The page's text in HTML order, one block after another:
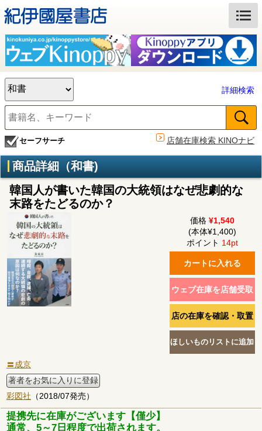
詳細検索
セーフサーチ 店舗在庫検索 KINOナビ
商品詳細（和書)
韓国人が書いた韓国の大統領はなぜ悲劇的な
末路をたどるのか？
価格 ¥1,540
(本体¥1,400)
ポイント 14pt
〓成京
著者をお気に入りに登録
彩図社 （2018/07発売）
提携先に在庫がございます【僅少】
通常、5～7日程度で出荷されます。